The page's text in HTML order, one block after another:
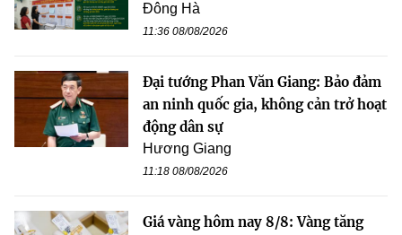
Đông Hà
11:36 08/08/2026
Đại tướng Phan Văn Giang: Bảo đảm
an ninh quốc gia, không cản trở hoạt
động dân sự
Hương Giang
11:18 08/08/2026
Giá vàng hôm nay 8/8: Vàng tăng